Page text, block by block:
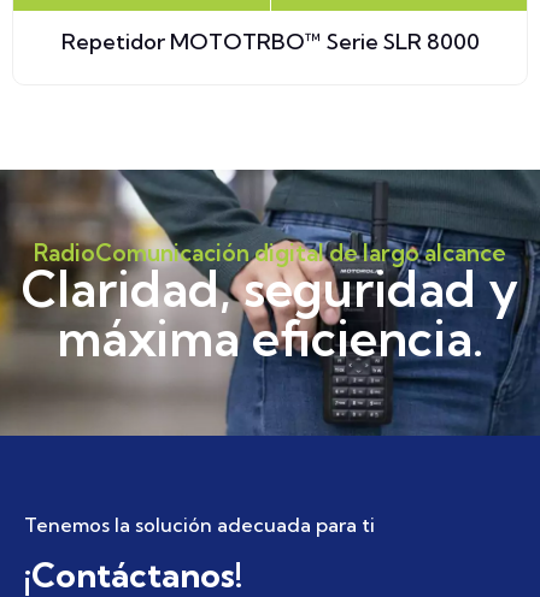
Repetidor MOTOTRBO™ Serie SLR 8000
RadioComunicación digital de largo alcance
Claridad, seguridad y
máxima eficiencia.
Tenemos la solución adecuada para ti
¡Contáctanos!